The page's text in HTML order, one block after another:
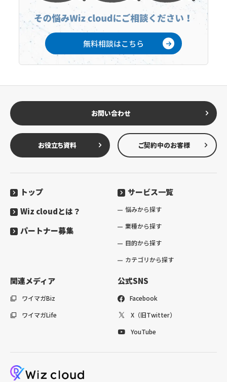
無料相談はこちら
お問い合わせ
お役立ち資料 ご契約中のお客様
トップ サービス一覧
悩みから探す
業種から探す
目的から探す
カテゴリから探す
Wiz cloudとは？
パートナー募集
関連メディア
ワイマガBiz
ワイマガLife
公式SNS
Facebook
X（旧Twitter）
YouTube